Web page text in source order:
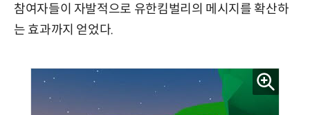
참여자들이 자발적으로 유한킴벌리의 메시지를 확산하
는 효과까지 얻었다.